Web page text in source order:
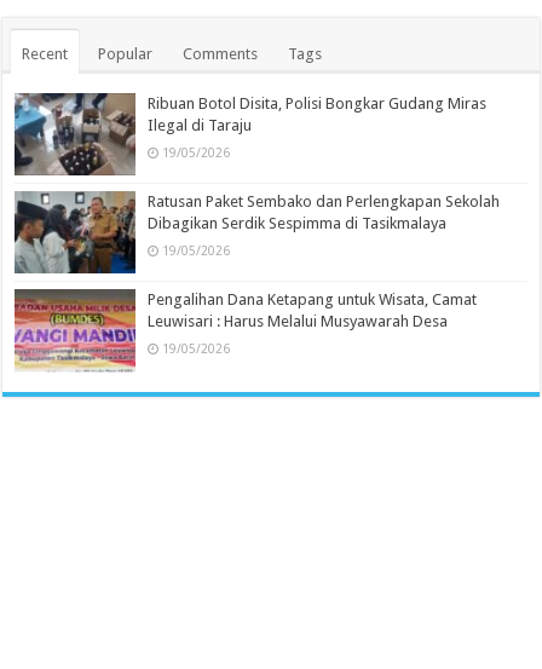
Recent Popular Comments Tags
Ribuan Botol Disita, Polisi Bongkar Gudang Miras
Ilegal di Taraju
19/05/2026
Ratusan Paket Sembako dan Perlengkapan Sekolah
Dibagikan Serdik Sespimma di Tasikmalaya
19/05/2026
Pengalihan Dana Ketapang untuk Wisata, Camat
Leuwisari : Harus Melalui Musyawarah Desa
19/05/2026